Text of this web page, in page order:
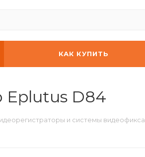
КАК КУПИТЬ
Eplutus D84
и системы